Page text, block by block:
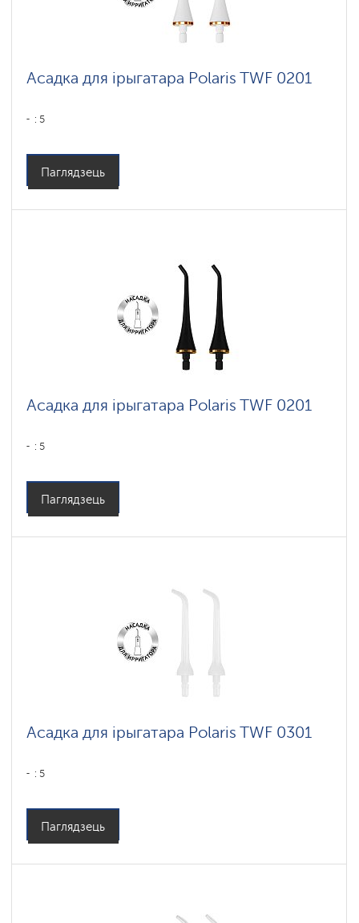
Асадка для ірыгатара Polaris TWF 0201
: 5
Паглядзець
Асадка для ірыгатара Polaris TWF 0201
: 5
Паглядзець
Асадка для ірыгатара Polaris TWF 0301
: 5
Паглядзець